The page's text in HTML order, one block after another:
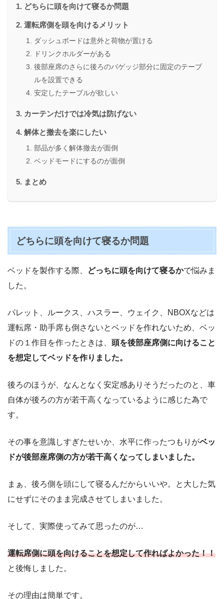
どちらに頭を向けて寝るか問題
運転席側を頭を向けるメリット
ダッシュボードは意外と荷物が置ける
ドリンクホルダーがある
後部座席のさらに後ろのバゲッジ部分に固定のテーブ
ルを設置できる
安定したテーブルが欲しい
カーテンだけでは冷気は防げない
解体と撤去を楽にしたい
部品が多く解体撤去が面倒
ベッドモードにするのが面倒
まとめ
どちらに頭を向けて寝るか問題
ベッドを製作する際、 どっちに頭を向けて寝るかで悩みま
した。
パレット、ルークス、ハスラー、ウェイク、NBOXなどは
運転席・助手席も倒さないとベッドを作れないため、ベッ
ドの１作目を作ったときは、 頭を後部座席側に向けること
を想定してベッドを作りました。
後ろのほうが、なんとなく安定感ありそうだったのと、車
自体が後ろの方が若干高くなっているように感じた為で
す。
その事を意識しすぎたせいか、水平に作ったつもりがベッ
ドが後部座席側の方が若干高くなってしまいました。
まぁ、後ろ側を頭にして寝るんだからいいや。と大した気
にせずにそのまま完成させてしまいました。
そして、実際使ってみて思ったのが…
運転席側に頭を向けることを想定して作ればよかった！！
と後悔しました。
その理由は簡単です。